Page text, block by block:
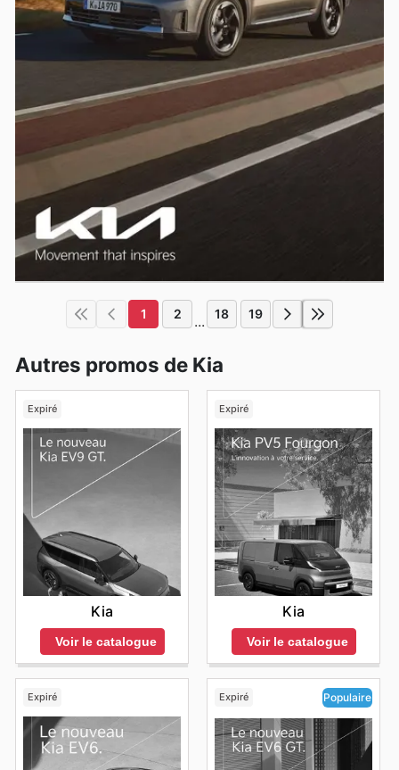
1 2 ... 18 19
Autres promos de Kia
Expiré
Kia
Voir le catalogue
Expiré
Kia
Voir le catalogue
Expiré Expiré Populaire